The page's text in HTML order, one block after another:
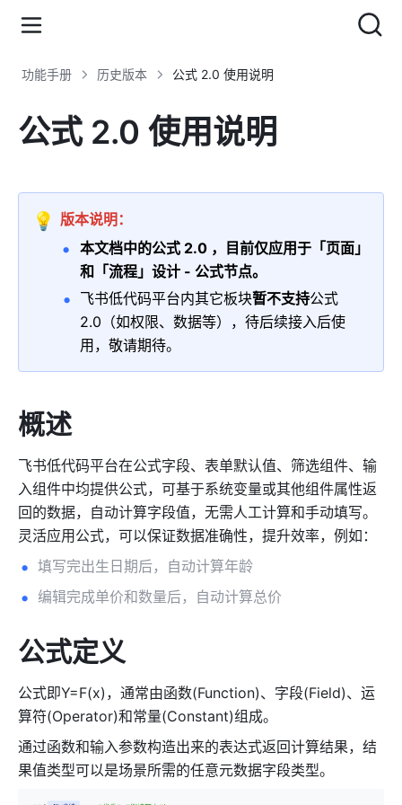
功能手册 历史版本 公式 2.0 使用说明
公式 2.0 使用说明
💡 版本说明：
本文档中的公式 2.0 ，目前仅应用于「页面」
和「流程」设计 - 公式节点。
飞书低代码平台内其它板块暂不支持公式
2.0（如权限、数据等），待后续接入后使
用，敬请期待。
概述
飞书低代码平台在公式字段、表单默认值、筛选组件、输
入组件中均提供公式，可基于系统变量或其他组件属性返
回的数据，自动计算字段值，无需人工计算和手动填写。
灵活应用公式，可以保证数据准确性，提升效率，例如：
填写完出生日期后，自动计算年龄
编辑完成单价和数量后，自动计算总价
公式定义
公式即Y=F(x)，通常由函数(Function)、字段(Field)、运
算符(Operator)和常量(Constant)组成。
通过函数和输入参数构造出来的表达式返回计算结果，结
果值类型可以是场景所需的任意元数据字段类型。